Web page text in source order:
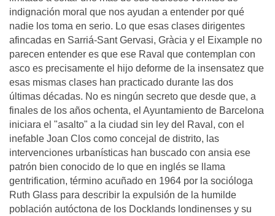
indignación moral que nos ayudan a entender por qué
nadie los toma en serio. Lo que esas clases dirigentes
afincadas en Sarriá-Sant Gervasi, Gràcia y el Eixample no
parecen entender es que ese Raval que contemplan con
asco es precisamente el hijo deforme de la insensatez que
esas mismas clases han practicado durante las dos
últimas décadas. No es ningún secreto que desde que, a
finales de los años ochenta, el Ayuntamiento de Barcelona
iniciara el "asalto" a la ciudad sin ley del Raval, con el
inefable Joan Clos como concejal de distrito, las
intervenciones urbanísticas han buscado con ansia ese
patrón bien conocido de lo que en inglés se llama
gentrification, término acuñado en 1964 por la socióloga
Ruth Glass para describir la expulsión de la humilde
población autóctona de los Docklands londinenses y su